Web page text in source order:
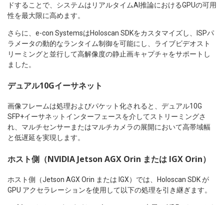
ドすることで、システムはリアルタイムAI推論におけるGPUの可用
性を最大限に高めます。
さらに、e-con SystemsはHoloscan SDKをカスタマイズし、ISPパ
ラメータの動的なランタイム制御を可能にし、ライブビデオスト
リーミングと並行して高解像度の静止画キャプチャをサポートし
ました。
デュアル10Gイーサネット
画像フレームは処理およびパケット化されると、デュアル10G
SFP+イーサネットインターフェースを介してストリーミングさ
れ、マルチセンサーまたはマルチカメラの展開において高帯域幅
と低遅延を実現します。
ホスト側（NVIDIA Jetson AGX Orin または IGX Orin）
ホスト側（Jetson AGX Orin または IGX）では、Holoscan SDK が
GPU アクセラレーションを使用して以下の処理を引き継ぎます。